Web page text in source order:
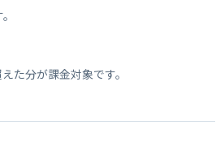
た分が課金対象です。